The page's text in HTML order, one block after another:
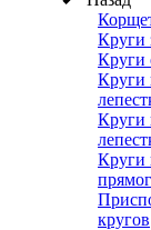
Круги
Круги
Круги
Круги
кругов